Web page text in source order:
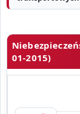
01-2015)